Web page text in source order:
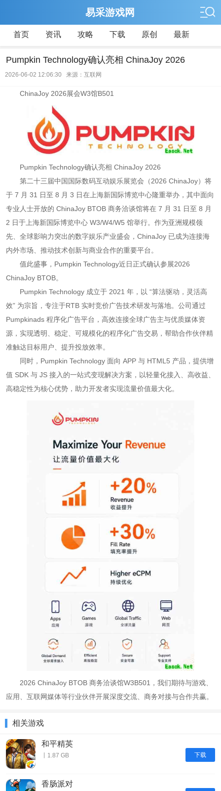
易采游戏网
首页 资讯 攻略 下载 原创 最新
Pumpkin Technology确认亮相 ChinaJoy 2026
2026-06-02 12:06:30 来源：互联网
ChinaJoy 2026展会W3馆B501
Pumpkin Technology确认亮相 ChinaJoy 2026
第二十三届中国国际数码互动娱乐展览会（2026 ChinaJoy）将
于 7 月 31 日至 8 月 3 日在上海新国际博览中心隆重举办，其中面向
专业人士开放的 ChinaJoy BTOB 商务洽谈馆将在 7 月 31 日至 8 月
2 日于上海新国际博览中心 W3/W4/W5 馆举行。作为亚洲规模领
先、全球影响力突出的数字娱乐产业盛会，ChinaJoy 已成为连接海
内外市场、推动技术创新与商业合作的重要平台。
值此盛事，Pumpkin Technology近日正式确认参展2026
ChinaJoy BTOB。
Pumpkin Technology 成立于 2021 年，以 “算法驱动，灵活高
效” 为宗旨，专注于RTB 实时竞价广告技术研发与落地。公司通过
Pumpkinads 程序化广告平台，高效连接全球广告主与优质媒体资
源，实现透明、稳定、可规模化的程序化广告交易，帮助合作伙伴精
准触达目标用户、提升投放效率。
同时，Pumpkin Technology 面向 APP 与 HTML5 产品，提供增
值 SDK 与 JS 接入的一站式变现解决方案，以轻量化接入、高收益、
高稳定性为核心优势，助力开发者实现流量价值最大化。
2026 ChinaJoy BTOB 商务洽谈馆W3B501，我们期待与游戏、
应用、互联网媒体等行业伙伴开展深度交流、商务对接与合作共赢。
相关游戏
下载
和平精英
丨1.87 GB
香肠派对